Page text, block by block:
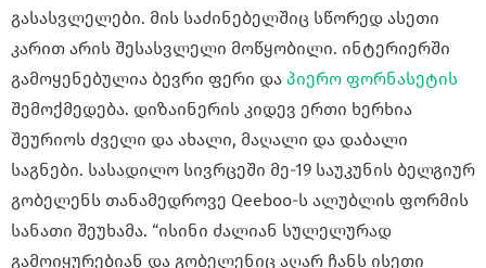
გასასვლელები. მის საძინებელშიც სწორედ ასეთი
კარით არის შესასვლელი მოწყობილი. ინტერიერში
გამოყენებულია ბევრი ფერი და პიერო ფორნასეტის
შემოქმედება. დიზაინერის კიდევ ერთი ხერხია
შეურიოს ძველი და ახალი, მაღალი და დაბალი
საგნები. სასადილო სივრცეში მე-19 საუკუნის ბელგიურ
გობელენს თანამედროვე Qeeboo-ს ალუბლის ფორმის
სანათი შეუხამა. “ისინი ძალიან სულელურად
გამოიყურებიან და გობელენიც აღარ ჩანს ისეთი